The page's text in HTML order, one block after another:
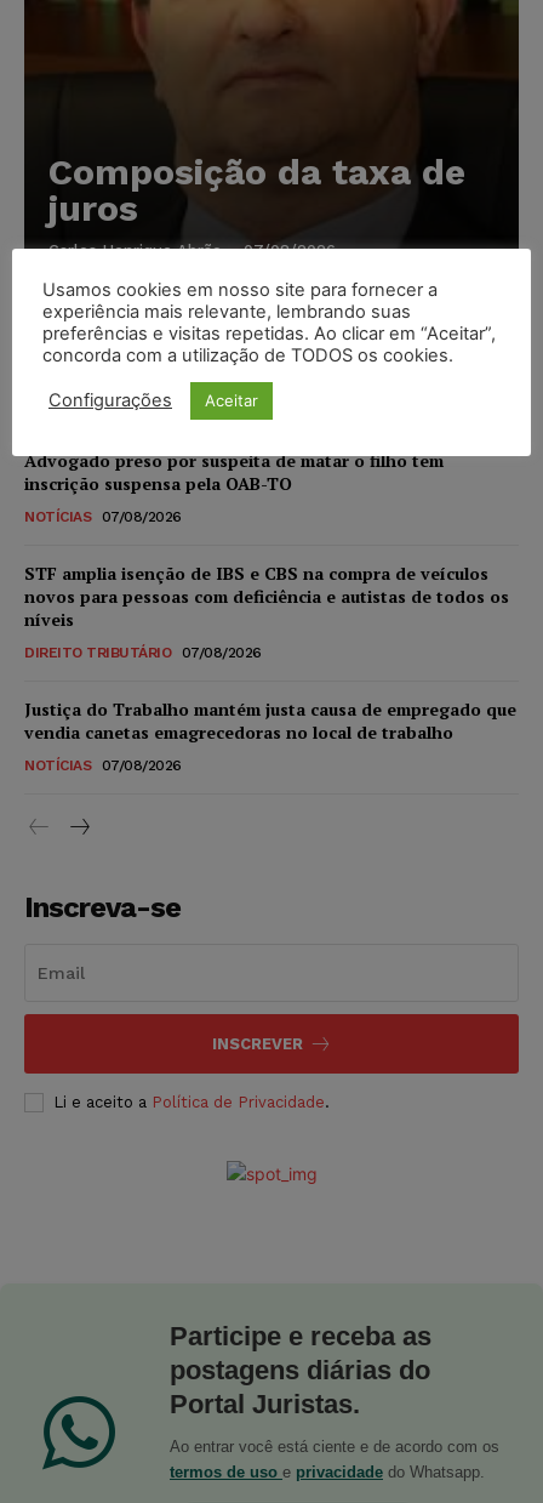
Composição da taxa de
juros
Carlos Henrique Abrão - 07/08/2026
Meta é alvo de denúncia após anúncios com conteúdo
sexual infantil gerado por IA circularem em suas
plataformas
NOTÍCIAS 07/08/2026
Advogado preso por suspeita de matar o filho tem
inscrição suspensa pela OAB-TO
NOTÍCIAS 07/08/2026
STF amplia isenção de IBS e CBS na compra de veículos
novos para pessoas com deficiência e autistas de todos os
níveis
DIREITO TRIBUTÁRIO 07/08/2026
Justiça do Trabalho mantém justa causa de empregado que
vendia canetas emagrecedoras no local de trabalho
NOTÍCIAS 07/08/2026
Inscreva-se
INSCREVER
Li e aceito a Política de Privacidade.
Participe e receba as
postagens diárias do
Portal Juristas.
Ao entrar você está ciente e de acordo com os
termos de uso e privacidade do Whatsapp.
Usamos cookies em nosso site para fornecer a
experiência mais relevante, lembrando suas
preferências e visitas repetidas. Ao clicar em “Aceitar”,
concorda com a utilização de TODOS os cookies.
Configurações Aceitar